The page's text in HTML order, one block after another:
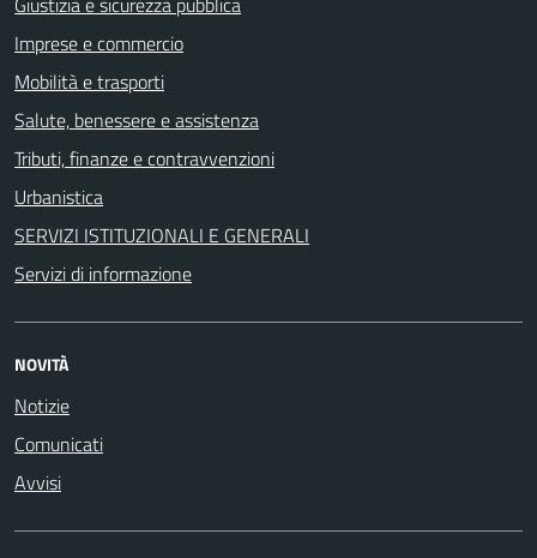
Imprese e commercio
Mobilità e trasporti
Salute, benessere e assistenza
Tributi, finanze e contravvenzioni
Urbanistica
SERVIZI ISTITUZIONALI E GENERALI
Servizi di informazione
NOVITÀ
Notizie
Comunicati
Avvisi